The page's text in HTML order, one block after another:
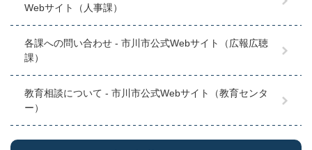
Webサイト（人事課）
各課への問い合わせ - 市川市公式Webサイト（広報広聴
課）
教育相談について - 市川市公式Webサイト（教育センタ
ー）